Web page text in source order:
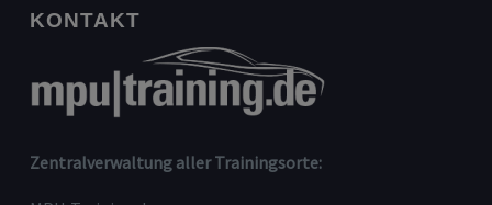
KONTAKT
Zentralverwaltung aller Trainingsorte: